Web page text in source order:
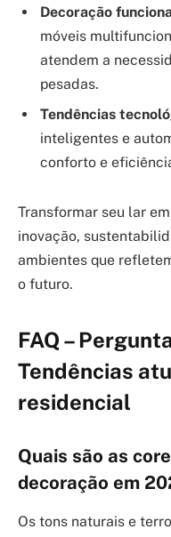
Decoração
móveis
atendem a
pesadas.
Tendências
inteligentes e
conforto e
Transformar seu lar
inovação,
ambientes que
o futuro.
FAQ –
Tendências
residencial
Quais são as
decoração em
Os tons naturais e